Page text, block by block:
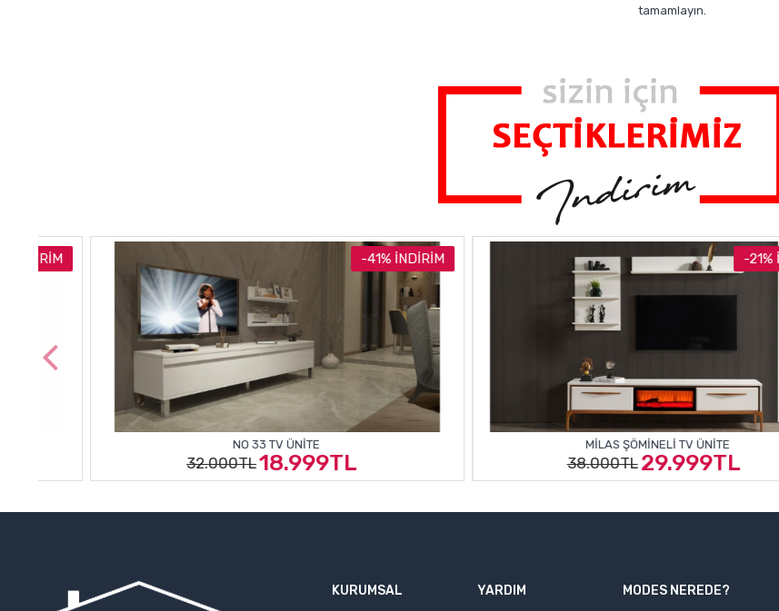
tamamlayın.
-41% İNDIRIM
NO 33 TV ÜNITE
32.000TL18.999TL
-21% İNDIRIM
MILAS ŞÖMINELI TV ÜNITE
38.000TL29.999TL
KURUMSAL YARDIM MODES NEREDE?